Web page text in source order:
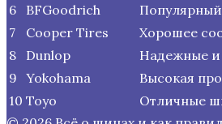
6
BFGoodrich
7
Cooper Tires
Хорошее
8
Dunlop
Надежные
9 Yokohama
Высокая
10 Toyo
Отличные